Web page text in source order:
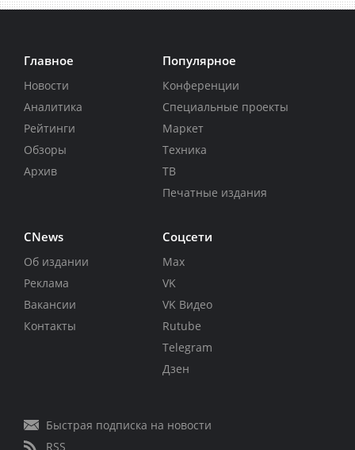
Главное
Новости
Аналитика
Рейтинги
Обзоры
Архив
Популярное
Конференции
Специальные проекты
Маркет
Техника
ТВ
Печатные издания
CNews
Об издании
Реклама
Вакансии
Контакты
Соцсети
Max
VK
VK Видео
Rutube
Telegram
Дзен
Быстрая подписка на новости
RSS